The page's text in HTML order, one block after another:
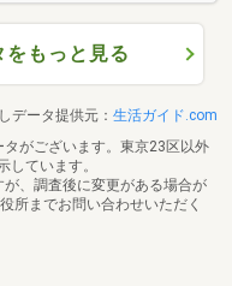
もっと見る
データ提供元： 生活ガイド.com
がございます。東京23区以外
ています。
、調査後に変更がある場合が
所までお問い合わせいただく